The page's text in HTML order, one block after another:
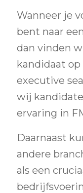
Wanneer je
bent naar
dan vinden
kandidaat op
executive
wij
ervaring in
Daarnaast
andere
als een